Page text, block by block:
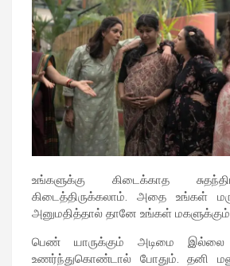
உங்களுக்கு கிடைக்காத
கிடைத்திருக்கலாம். அதை உங்கள்
அனுமதித்தால் தானே உங்கள்
பெண் யாருக்கும் அடிமை
உணர்ந்துகொண்டால் போதும். தனி